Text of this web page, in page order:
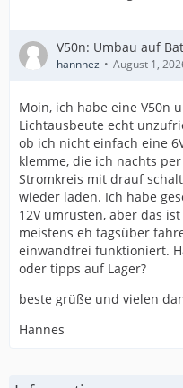
V50n: Umbau auf
hannnez August 1,
Moin, ich habe eine V50n
Lichtausbeute echt
ob ich nicht einfach eine
klemme, die ich nachts
Stromkreis mit drauf
wieder laden. Ich habe
12V umrüsten, aber das
meistens eh tagsüber
einwandfrei funktioniert.
oder tipps auf Lager?
beste grüße und vielen
Hannes